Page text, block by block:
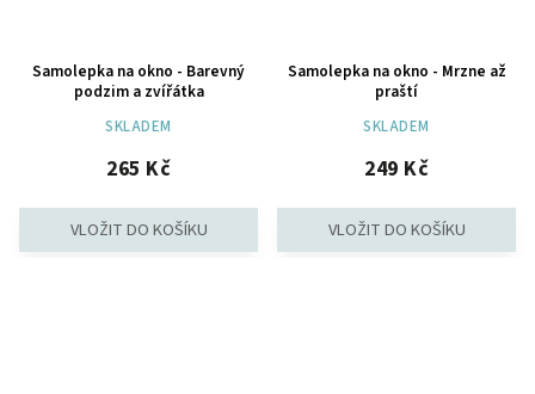
Samolepka na okno - Barevný
podzim a zvířátka
SKLADEM
265 Kč
Samolepka na okno - Mrzne až
praští
SKLADEM
249 Kč